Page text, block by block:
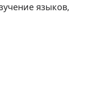
языков,